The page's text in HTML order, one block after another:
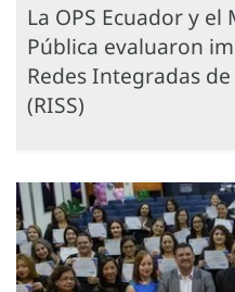
La OPS Ecuador y
Pública evaluaron
Redes Integradas
(RISS)